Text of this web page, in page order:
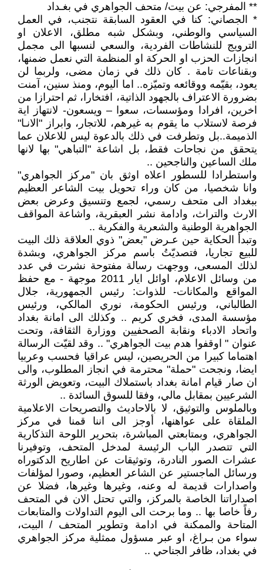
** المفرجي: عن بيت/ متحف الجواهري في بغـداد
* الجصاني: كنا في العقود السابقة نتجنب، في العمل
السياسي والوطني، وبشكل شبه مطلق، الاعلان او
الترويج للنشاطات الفردية، والسعي لنسبها الى مجمل
انجازات الحزب او الحركة او المنظمة التي نعمل ضمنها،
وبقناعات تامة . كان ذلك في زمان مضى، ولربما لن
يعود، بقيّمه ووقائعه وتميّزه.. اما اليوم، ومنذ سنين، آمنت
بضرورة الاعتراف بالجهود الذاتية، افتخارا، ثم احترازا من
اخرين، افرادا ومؤسسات، سعوا – ويسعون- لانتهاز اية
فرصة لاستلاب ما يقوم به غيرهم، للاتجار، وابراز "الانـا"
الذميمة..بل وتطرفت في ذلك بالدعوة ليس للاعلان عما
يتحقق من نجاحات فقط، بل اشاعة "التباهي" بها لانها
ملك الساعين والناجحين ..
واستطرادا للسطور اعلاه اوثق بان "مركز الجواهري"
وانا شخصيا، من كان وراء تحويل بيت الشاعر العظيم
ببغداد الى متحف رسمي، لجمع وتنسيق وعرض بعض
الارث والتراث، وادامة نشر العبقرية، واشاعة المواقف
الجواهرية الوطنية والشعرية والفكرية ..
وتبدأ الحكاية حين عـرض "بعض" ذوي العلاقة ذلك البيت
للبيع تجاريا، فتصديّتُ باسم مركز الجواهري، وبشدة
لذلك المسعى، ووجهت رسالة مفتوحة نشرت في عدد
من وسائل الاعلام، اوائل ايار 2011 موجهة - مع حفظ
المواقع والمكانات- للذوات: رئيس الجمهورية، جلال
الطالباني، ورئيس الحكومة، نوري المالكي، ورئيس
مؤسسة المدى، فخري كريم .. وكذلك الى امانة بغداد
واتحاد الادباء ونقابة الصحفيين ووزارة الثقافة، وتحت
عنوان " اوقفوا هدم بيت الجواهري" .. وقد لقيّت الرسالة
اهتماما كبيرا من الحريصين، ليس عراقيا فحسب وعربيا
ايضا، ونجحت "حملة" محترمة في انجاز المطلوب، والى
ان صار قيام امانة بغداد باستملاك البيت، وتعويض الورثة
الشرعيين بمقابل مالي، وفقا للسوق السائدة ..
وبالملوس والتوثيق، لا بالاحاديث والتصريحات الاعلامية
الملقاة على عواهنها، أوجز الى اننا قمنا في مركز
الجواهري، وبمتابعتي المباشرة، بتحرير اللوحة التذكارية
التي تتصدر الباب الرئيسة لمدخل المتحف، وتوفيرنا
عشرات الصور النادرة، وتوثيقات عن اطاريح الدكتوراه
ورسائل الماجستير عن الشاعر العظيم، وصورا لمؤلفات
واصدارات قديمة له وعنه، وغيرها وغيرها، فضلا عن
اصداراتنا الخاصة بالمركز، والتي تحتل الان في المتحف
رفاً خاصا بها .. وما برحت الى اليوم التداولات والمتابعات
المتاحة والممكنة في ادامة وتطوير المتحف / البيت،
سواء من بـراغ، او عبر مسؤول ممثلية مركز الجواهري
في بغداد، ظافر الجناحي ..